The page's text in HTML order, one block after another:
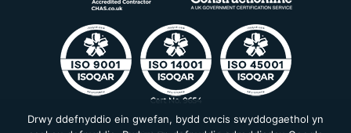
Drwy ddefnyddio ein gwefan, bydd cwcis swyddogaethol yn